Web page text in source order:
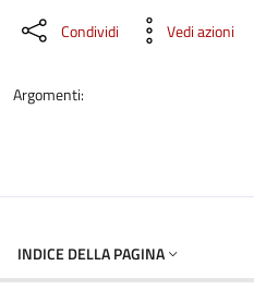
Condividi Vedi azioni
Argomenti:
INDICE DELLA PAGINA